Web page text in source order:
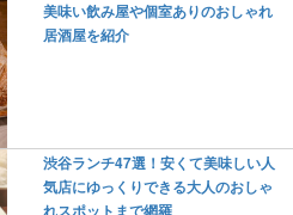
美味い飲み屋や個室ありのおしゃれ
居酒屋を紹介
渋谷ランチ47選！安くて美味しい人
気店にゆっくりできる大人のおしゃ
れスポットまで網羅